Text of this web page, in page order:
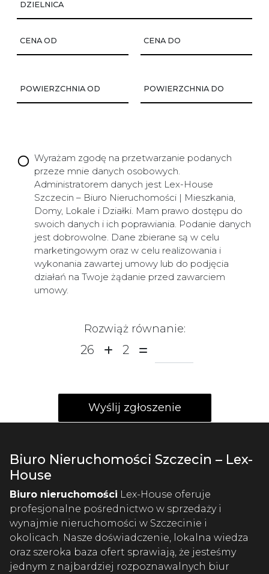
DZIELNICA
CENA OD CENA DO
POWIERZCHNIA OD POWIERZCHNIA DO
Wyrażam zgodę na przetwarzanie podanych
przeze mnie danych osobowych.
Administratorem danych jest Lex-House
Szczecin – Biuro Nieruchomości | Mieszkania,
Domy, Lokale i Działki. Mam prawo dostępu do
swoich danych i ich poprawiania. Podanie danych
jest dobrowolne. Dane zbierane są w celu
marketingowym oraz w celu realizowania i
wykonania zawartej umowy lub do podjęcia
działań na Twoje żądanie przed zawarciem
umowy.
Rozwiąż równanie:
26 2
Biuro Nieruchomości Szczecin – Lex-
House
Biuro nieruchomości Lex-House oferuje
profesjonalne pośrednictwo w sprzedaży i
wynajmie nieruchomości w Szczecinie i
okolicach. Nasze doświadczenie, lokalna wiedza
oraz szeroka baza ofert sprawiają, że jesteśmy
jednym z najbardziej rozpoznawalnych biur